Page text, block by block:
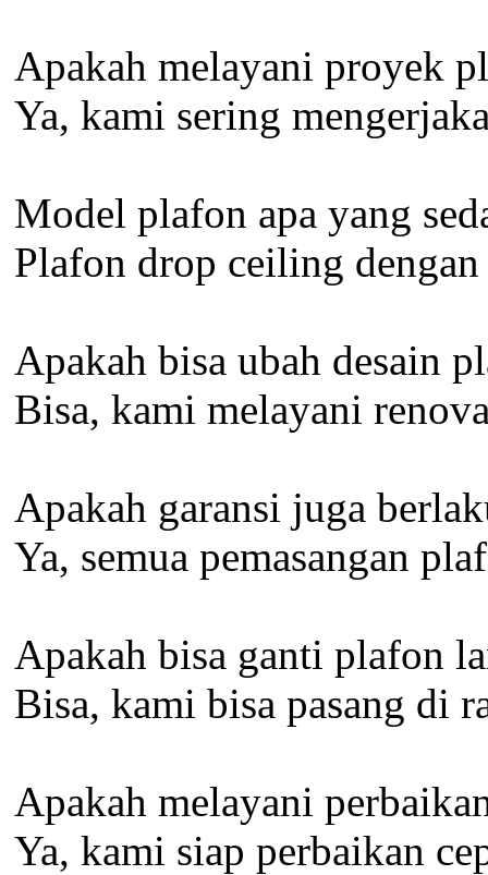
Apakah melayani proyek
Ya, kami sering
Model plafon apa yang
Plafon drop ceiling
Apakah bisa ubah desain
Bisa, kami melayani
Apakah garansi juga
Ya, semua pemasangan
Apakah bisa ganti plafon
Bisa, kami bisa pasang di
Apakah melayani
Ya, kami siap perbaikan